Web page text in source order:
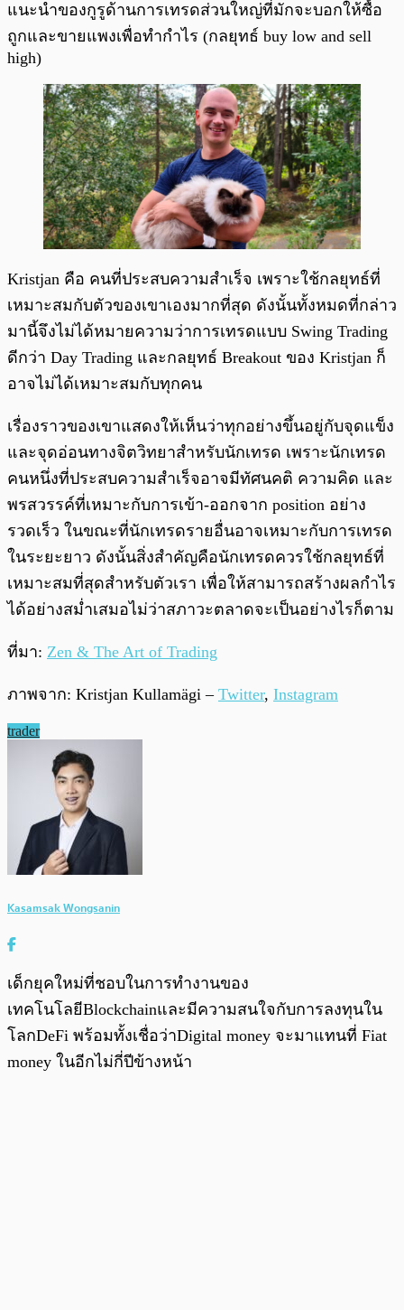
แนะนำของกูรูด้านการเทรดส่วนใหญ่ที่มักจะบอกให้ซื้อ
ถูกและขายแพงเพื่อทำกำไร (กลยุทธ์ buy low and sell
high)
Kristjan คือ คนที่ประสบความสำเร็จ เพราะใช้กลยุทธ์ที่
เหมาะสมกับตัวของเขาเองมากที่สุด ดังนั้นทั้งหมดที่กล่าว
มานี้จึงไม่ได้หมายความว่าการเทรดแบบ Swing Trading
ดีกว่า Day Trading และกลยุทธ์ Breakout ของ Kristjan ก็
อาจไม่ได้เหมาะสมกับทุกคน
เรื่องราวของเขาแสดงให้เห็นว่าทุกอย่างขึ้นอยู่กับจุดแข็ง
และจุดอ่อนทางจิตวิทยาสำหรับนักเทรด เพราะนักเทรด
คนหนึ่งที่ประสบความสำเร็จอาจมีทัศนคติ ความคิด และ
พรสวรรค์ที่เหมาะกับการเข้า-ออกจาก position อย่าง
รวดเร็ว ในขณะที่นักเทรดรายอื่นอาจเหมาะกับการเทรด
ในระยะยาว ดังนั้นสิ่งสำคัญคือนักเทรดควรใช้กลยุทธ์ที่
เหมาะสมที่สุดสำหรับตัวเรา เพื่อให้สามารถสร้างผลกำไร
ได้อย่างสม่ำเสมอไม่ว่าสภาวะตลาดจะเป็นอย่างไรก็ตาม
ที่มา: Zen & The Art of Trading
ภาพจาก: Kristjan Kullamägi – Twitter, Instagram
trader
Kasamsak Wongsanin
เด็กยุคใหม่ที่ชอบในการทำงานของ
เทคโนโลยีBlockchainและมีความสนใจกับการลงทุนใน
โลกDeFi พร้อมทั้งเชื่อว่าDigital money จะมาแทนที่ Fiat
money ในอีกไม่กี่ปีข้างหน้า